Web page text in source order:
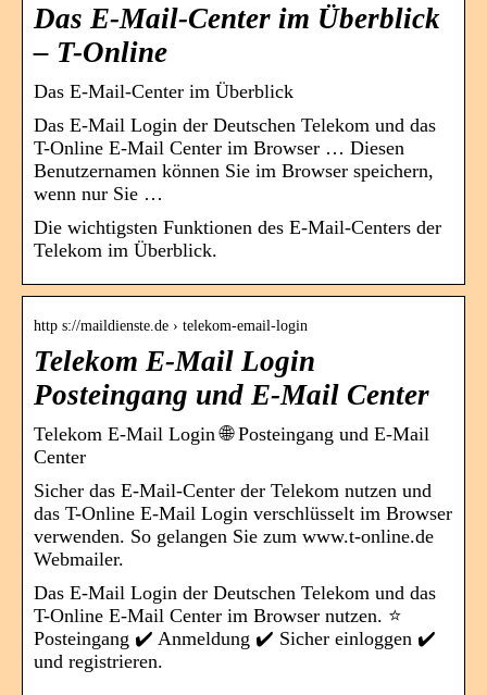
Das E-Mail-Center im Überblick
– T-Online
Das E-Mail-Center im Überblick
Das E-Mail Login der Deutschen Telekom und das
T-Online E-Mail Center im Browser … Diesen
Benutzernamen können Sie im Browser speichern,
wenn nur Sie …
Die wichtigsten Funktionen des E-Mail-Centers der
Telekom im Überblick.
http s://maildienste.de › telekom-email-login
Telekom E-Mail Login
Posteingang und E-Mail Center
Telekom E-Mail Login 🌐 Posteingang und E-Mail
Center
Sicher das E-Mail-Center der Telekom nutzen und
das T-Online E-Mail Login verschlüsselt im Browser
verwenden. So gelangen Sie zum www.t-online.de
Webmailer.
Das E-Mail Login der Deutschen Telekom und das
T-Online E-Mail Center im Browser nutzen. ⭐
Posteingang ✔️ Anmeldung ✔️ Sicher einloggen ✔️
und registrieren.